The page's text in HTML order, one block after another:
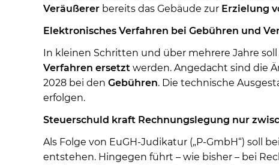
Veräußerer bereits das Gebäude zur Erzielung
Elektronisches Verfahren bei Gebühren und
In kleinen Schritten und über mehrere Jahre soll
Verfahren ersetzt werden. Angedacht sind die
2028 bei den Gebühren. Die technische
erfolgen.
Steuerschuld kraft Rechnungslegung nur
Als Folge von EuGH-Judikatur („P-GmbH“) soll
entstehen. Hingegen führt – wie bisher – bei